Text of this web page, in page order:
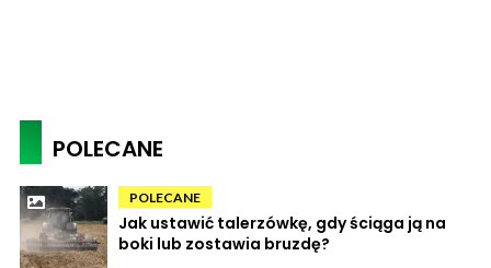
POLECANE
POLECANE
Jak ustawić talerzówkę, gdy ściąga ją na
boki lub zostawia bruzdę?